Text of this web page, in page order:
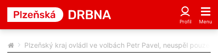
Plzeňský kraj ovládl ve volbách Petr Pavel, neuspěl pouze